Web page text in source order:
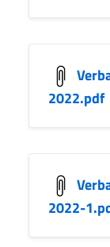
2022.pdf
2022-